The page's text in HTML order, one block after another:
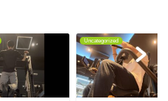
Uncategorized